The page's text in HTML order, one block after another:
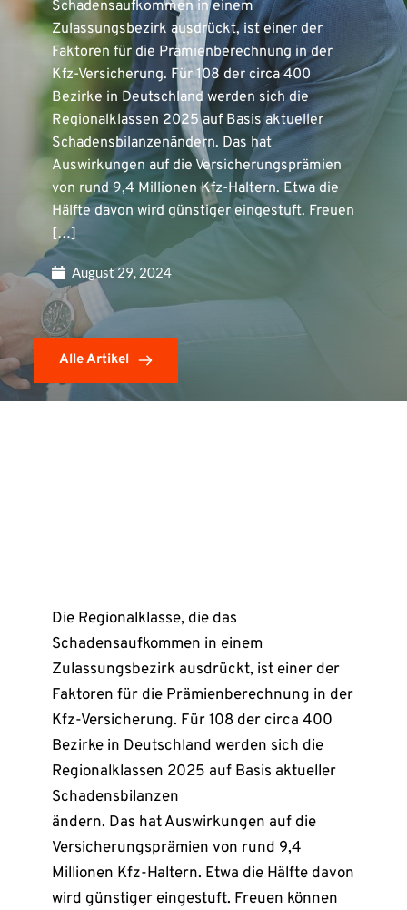
Schadensaufkommen in einem
Zulassungsbezirk ausdrückt, ist einer der
Faktoren für die Prämienberechnung in der
Kfz-Versicherung. Für 108 der circa 400
Bezirke in Deutschland werden sich die
Regionalklassen 2025 auf Basis aktueller
Schadensbilanzenändern. Das hat
Auswirkungen auf die Versicherungsprämien
von rund 9,4 Millionen Kfz-Haltern. Etwa die
Hälfte davon wird günstiger eingestuft. Freuen
[…]
August 29, 2024
Alle Artikel
Die Regionalklasse, die das
Schadensaufkommen in einem
Zulassungsbezirk ausdrückt, ist einer der
Faktoren für die Prämienberechnung in der
Kfz-Versicherung. Für 108 der circa 400
Bezirke in Deutschland werden sich die
Regionalklassen 2025 auf Basis aktueller
Schadensbilanzen
ändern. Das hat Auswirkungen auf die
Versicherungsprämien von rund 9,4
Millionen Kfz-Haltern. Etwa die Hälfte davon
wird günstiger eingestuft. Freuen können